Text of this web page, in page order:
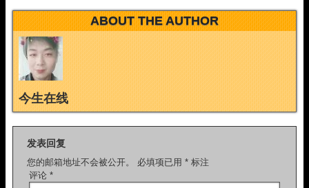
ABOUT THE AUTHOR
今生在线
发表回复
您的邮箱地址不会被公开。 必填项已用 * 标注
评论 *